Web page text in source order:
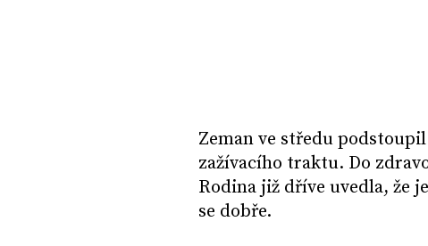
Zeman ve středu
zažívacího traktu. Do
Rodina již dříve uvedla, že
se dobře.